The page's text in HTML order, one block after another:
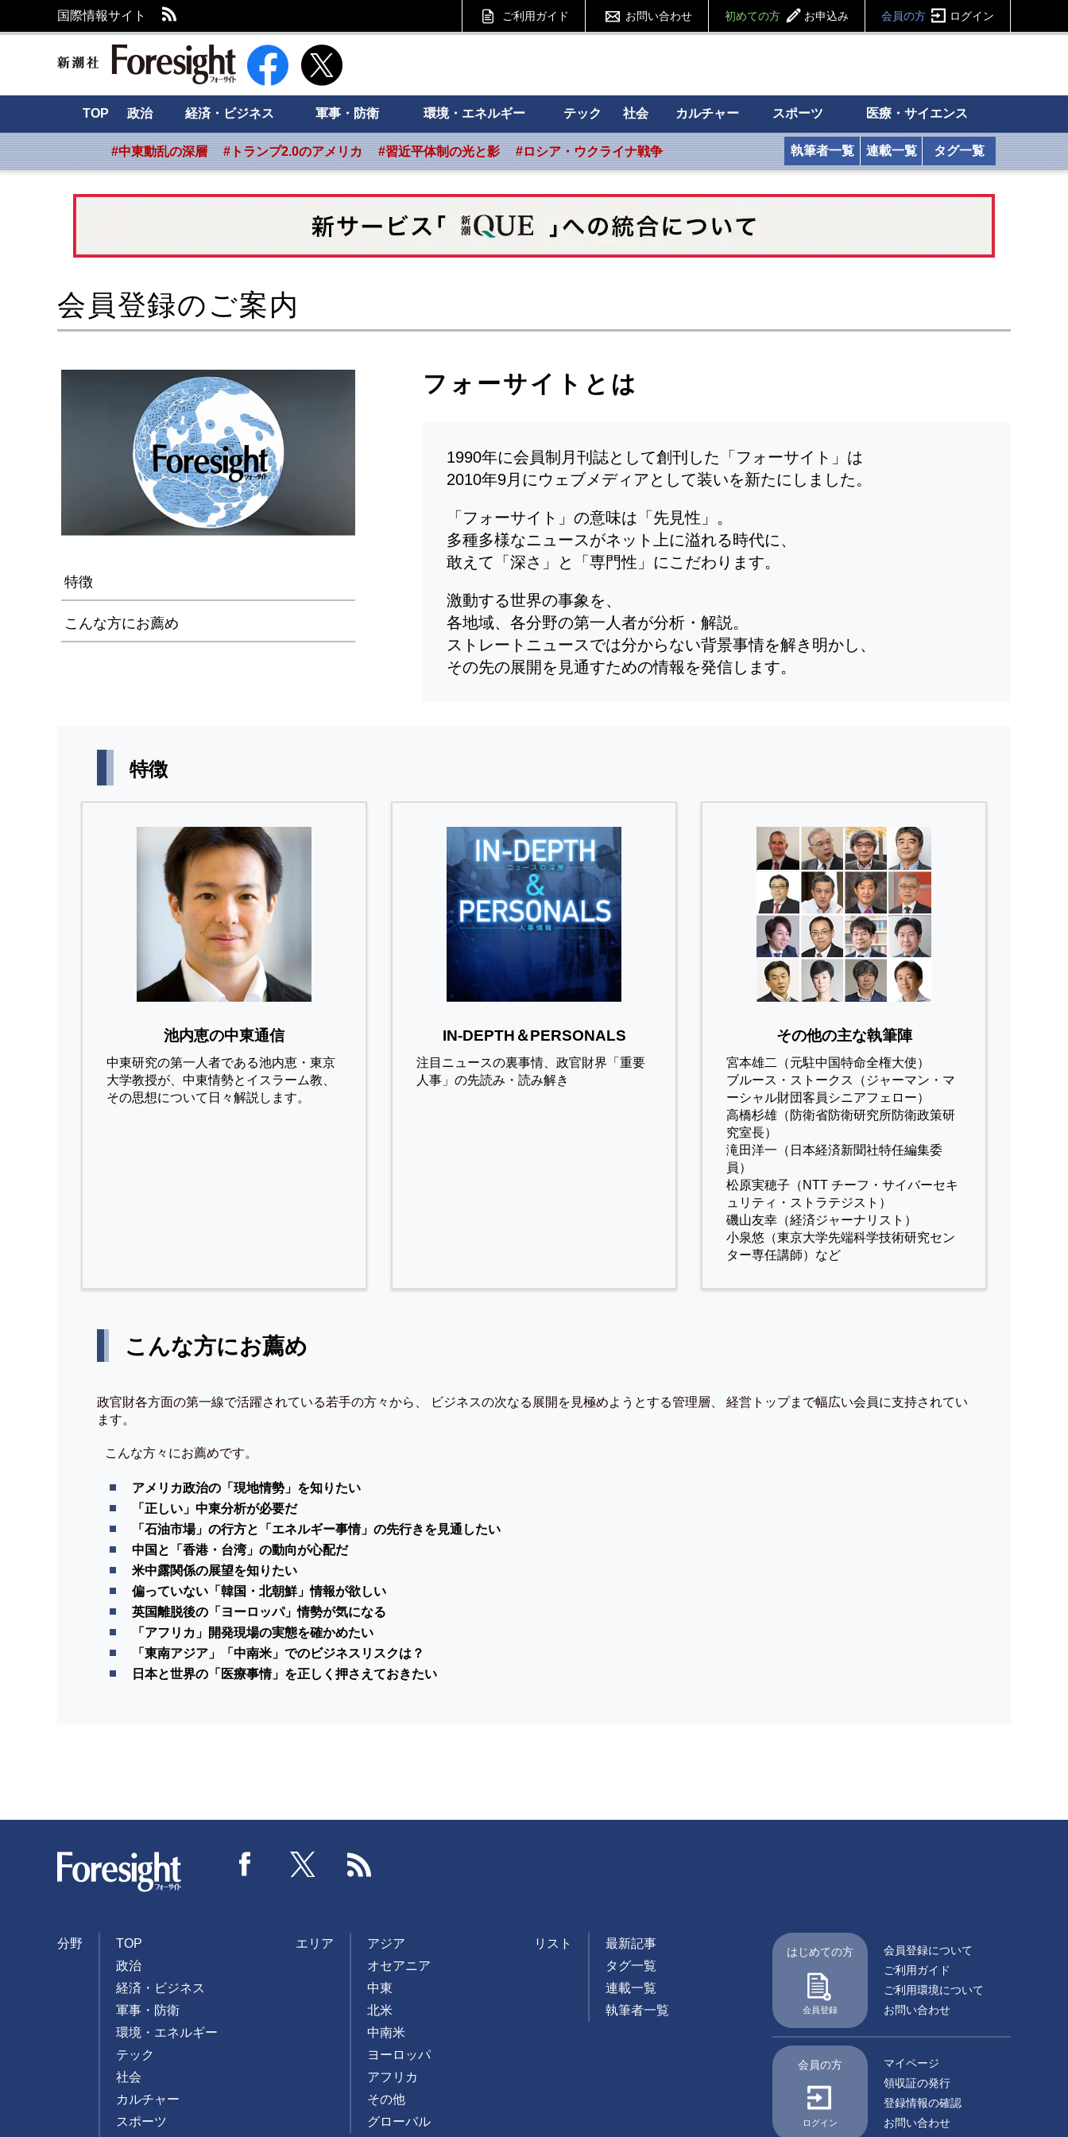
国際情報サイト ご利用ガイド お問い合わせ 初めての方 お申込み 会員の方 ログイン
新潮社 Foresight フォーサイト
TOP 政治 経済・ビジネス 軍事・防衛 環境・エネルギー テック 社会 カルチャー スポーツ 医療・サイエンス
#中東動乱の深層 #トランプ2.0のアメリカ #習近平体制の光と影 #ロシア・ウクライナ戦争 執筆者一覧 連載一覧 タグ一覧
会員登録のご案内
特徴
こんな方にお薦め
フォーサイトとは
1990年に会員制月刊誌として創刊した「フォーサイト」は
2010年9月にウェブメディアとして装いを新たにしました。
「フォーサイト」の意味は「先見性」。
多種多様なニュースがネット上に溢れる時代に、
敢えて「深さ」と「専門性」にこだわります。
激動する世界の事象を、
各地域、各分野の第一人者が分析・解説。
ストレートニュースでは分からない背景事情を解き明かし、
その先の展開を見通すための情報を発信します。
特徴
池内恵の中東通信
中東研究の第⼀⼈者である池内恵・東京
⼤学教授が、中東情勢とイスラーム教、
その思想について⽇々解説します。
IN-DEPTH＆PERSONALS
注目ニュースの裏事情、政官財界「重要
人事」の先読み・読み解き
その他の主な執筆陣
宮本雄二（元駐中国特命全権大使）
ブルース・ストークス（ジャーマン・マ
ーシャル財団客員シニアフェロー）
高橋杉雄（防衛省防衛研究所防衛政策研
究室長）
滝田洋一（日本経済新聞社特任編集委
員）
松原実穂子（NTT チーフ・サイバーセキ
ュリティ・ストラテジスト）
磯山友幸（経済ジャーナリスト）
小泉悠（東京大学先端科学技術研究セン
ター専任講師）など
こんな方にお薦め
政官財各方面の第一線で活躍されている若手の方々から、 ビジネスの次なる展開を見極めようとする管理層、 経営トップまで幅広い会員に支持されてい
ます。
こんな方々にお薦めです。
アメリカ政治の「現地情勢」を知りたい
「正しい」中東分析が必要だ
「石油市場」の行方と「エネルギー事情」の先行きを見通したい
中国と「香港・台湾」の動向が心配だ
米中露関係の展望を知りたい
偏っていない「韓国・北朝鮮」情報が欲しい
英国離脱後の「ヨーロッパ」情勢が気になる
「アフリカ」開発現場の実態を確かめたい
「東南アジア」「中南米」でのビジネスリスクは？
日本と世界の「医療事情」を正しく押さえておきたい
Facebook Twitter
分野
TOP
政治
経済・ビジネス
軍事・防衛
環境・エネルギー
テック
社会
カルチャー
スポーツ
エリア
アジア
オセアニア
中東
北米
中南米
ヨーロッパ
アフリカ
その他
グローバル
リスト
最新記事
タグ一覧
連載一覧
執筆者一覧
はじめての方
会員登録
会員登録について
ご利用ガイド
ご利用環境について
お問い合わせ
会員の方
ログイン
マイページ
領収証の発行
登録情報の確認
お問い合わせ